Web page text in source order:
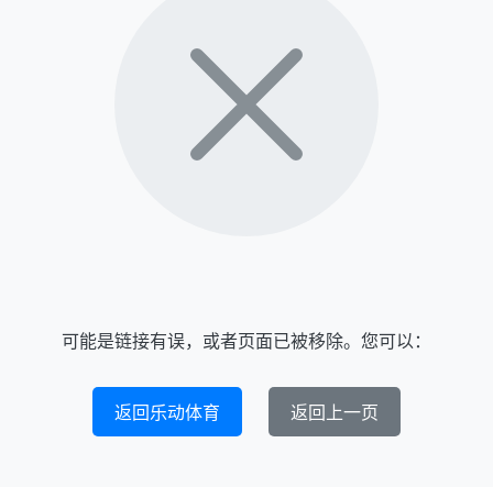
可能是链接有误，或者页面已被移除。您可以：
返回乐动体育 返回上一页